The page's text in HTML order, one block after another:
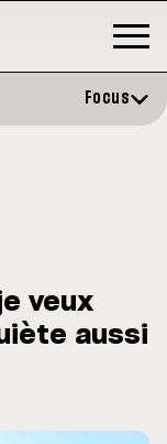
l'opération et vise
Focus
veux
aussi